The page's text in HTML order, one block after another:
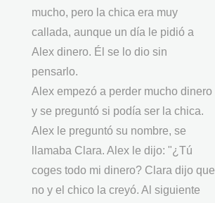
mucho, pero la chica era muy
callada, aunque un día le pidió a
Alex dinero. Él se lo dio sin
pensarlo.
Alex empezó a perder mucho dinero
y se preguntó si podía ser la chica.
Alex le preguntó su nombre, se
llamaba Clara. Alex le dijo: "¿Tú
coges todo mi dinero? Clara dijo que
no y el chico la creyó. Al siguiente